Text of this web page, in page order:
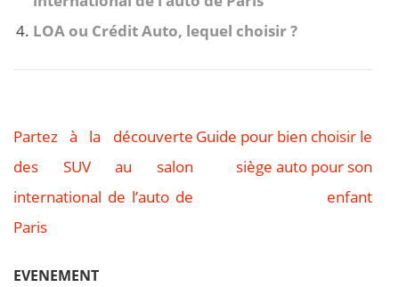
LOA ou Crédit Auto, lequel choisir ?
Navigation
de
l’article
Partez à la découverte
des SUV au salon
international de l’auto de
Paris
Guide pour bien choisir le
siège auto pour son
enfant
EVENEMENT